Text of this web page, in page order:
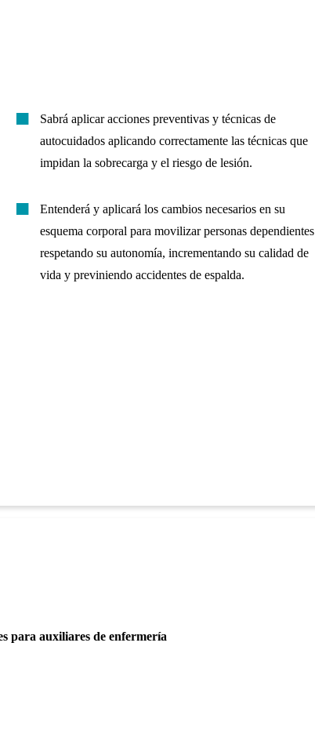
Sabrá aplicar acciones preventivas y técnicas de
autocuidados aplicando correctamente las técnicas que
impidan la sobrecarga y el riesgo de lesión.
Entenderá y aplicará los cambios necesarios en su
esquema corporal para movilizar personas dependientes
respetando su autonomía, incrementando su calidad de
vida y previniendo accidentes de espalda.
para auxiliares de enfermería